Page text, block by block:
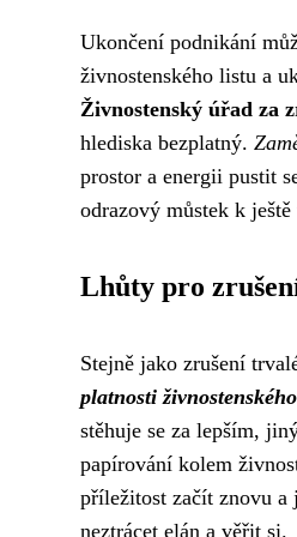
Ukončení podnikání
živnostenského listu a
Živnostenský úřad za
hlediska bezplatný.
prostor a energii pustit
odrazový můstek k
Lhůty pro
Stejně jako zrušení
platnosti
stěhuje se za lepším,
papírování kolem
příležitost začít znovu a
neztrácet elán a věřit si.